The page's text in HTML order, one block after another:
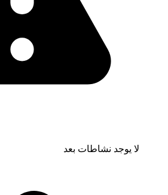
لا يوجد نشاطات بعد